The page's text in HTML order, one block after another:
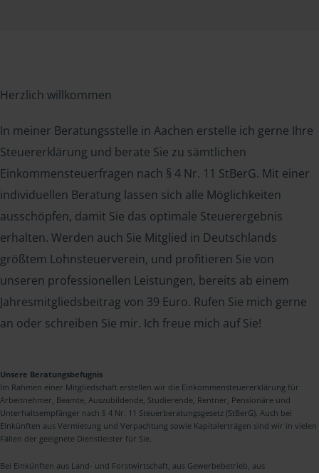
Herzlich willkommen
In meiner Beratungsstelle in Aachen erstelle ich gerne Ihre
Steuererklärung und berate Sie zu sämtlichen
Einkommensteuerfragen nach § 4 Nr. 11 StBerG. Mit einer
individuellen Beratung lassen sich alle Möglichkeiten
ausschöpfen, damit Sie das optimale Steuerergebnis
erhalten. Werden auch Sie Mitglied in Deutschlands
größtem Lohnsteuerverein, und profitieren Sie von
unseren professionellen Leistungen, bereits ab einem
Jahresmitgliedsbeitrag von 39 Euro. Rufen Sie mich gerne
an oder schreiben Sie mir. Ich freue mich auf Sie!
Unsere Beratungsbefugnis
Im Rahmen einer Mitgliedschaft erstellen wir die Einkommensteuererklärung für
Arbeitnehmer, Beamte, Auszubildende, Studierende, Rentner, Pensionäre und
Unterhaltsempfänger nach § 4 Nr. 11 Steuerberatungsgesetz (StBerG). Auch bei
Einkünften aus Vermietung und Verpachtung sowie Kapitalerträgen sind wir in vielen
Fällen der geeignete Dienstleister für Sie.
Bei Einkünften aus Land- und Forstwirtschaft, aus Gewerbebetrieb, aus